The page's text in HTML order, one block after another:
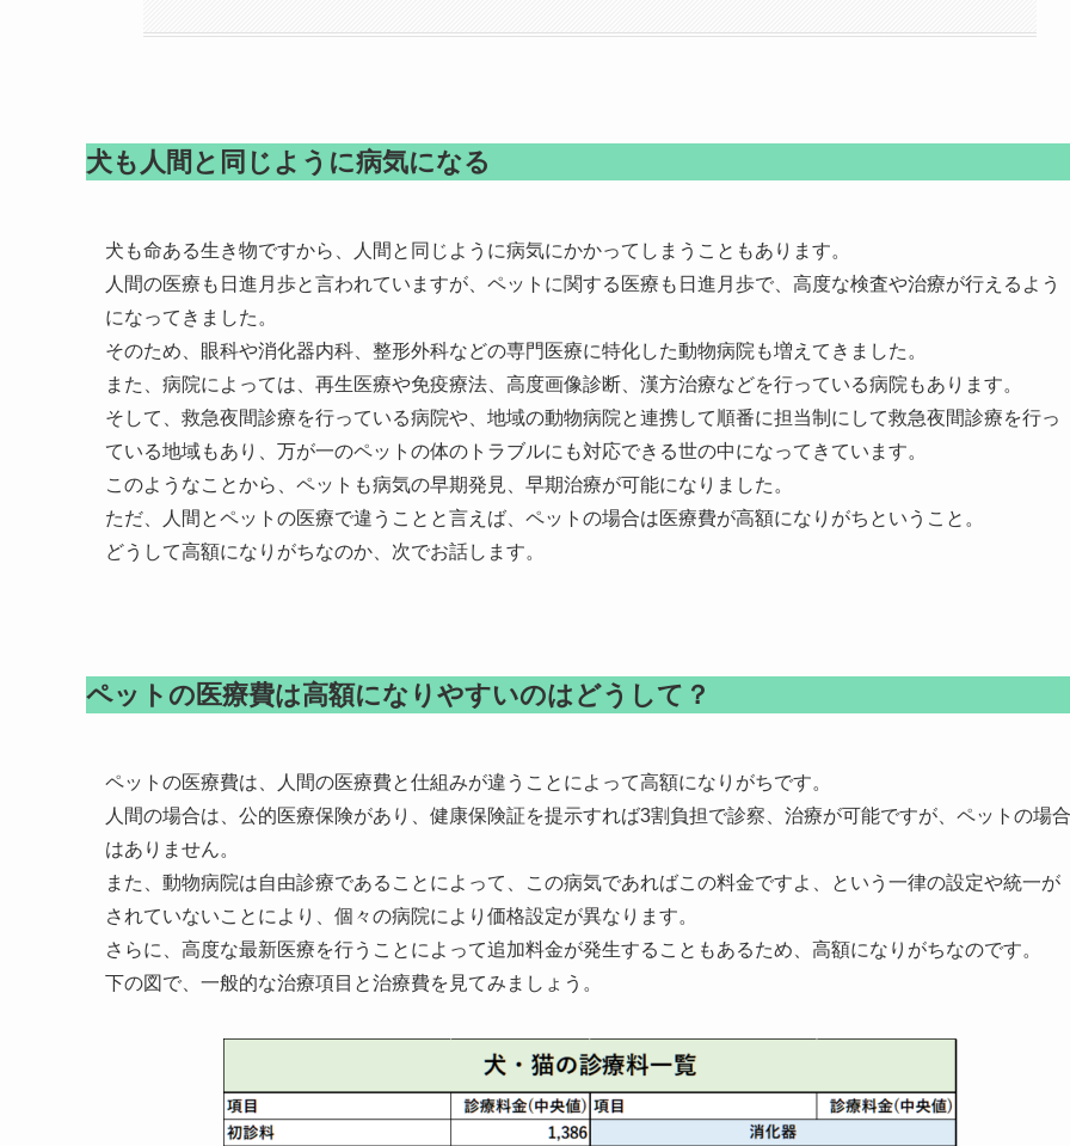
犬も人間と同じように病気になる
犬も命ある生き物ですから、人間と同じように病気にかかってしまうこともあります。
人間の医療も日進月歩と言われていますが、ペットに関する医療も日進月歩で、高度な検査や治療が行えるよう
になってきました。
そのため、眼科や消化器内科、整形外科などの専門医療に特化した動物病院も増えてきました。
また、病院によっては、再生医療や免疫療法、高度画像診断、漢方治療などを行っている病院もあります。
そして、救急夜間診療を行っている病院や、地域の動物病院と連携して順番に担当制にして救急夜間診療を行っ
ている地域もあり、万が一のペットの体のトラブルにも対応できる世の中になってきています。
このようなことから、ペットも病気の早期発見、早期治療が可能になりました。
ただ、人間とペットの医療で違うことと言えば、ペットの場合は医療費が高額になりがちということ。
どうして高額になりがちなのか、次でお話します。
ペットの医療費は高額になりやすいのはどうして？
ペットの医療費は、人間の医療費と仕組みが違うことによって高額になりがちです。
人間の場合は、公的医療保険があり、健康保険証を提示すれば3割負担で診察、治療が可能ですが、ペットの場合
はありません。
また、動物病院は自由診療であることによって、この病気であればこの料金ですよ、という一律の設定や統一が
されていないことにより、個々の病院により価格設定が異なります。
さらに、高度な最新医療を行うことによって追加料金が発生することもあるため、高額になりがちなのです。
下の図で、一般的な治療項目と治療費を見てみましょう。